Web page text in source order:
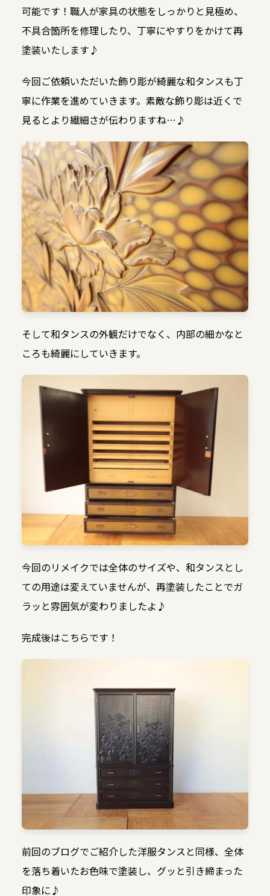
可能です！職人が家具の状態をしっかりと見極め、
不具合箇所を修理したり、丁寧にやすりをかけて再
塗装いたします♪
今回ご依頼いただいた飾り彫が綺麗な和タンスも丁
寧に作業を進めていきます。素敵な飾り彫は近くで
見るとより繊細さが伝わりますね…♪
そして和タンスの外観だけでなく、内部の細かなと
ころも綺麗にしていきます。
今回のリメイクでは全体のサイズや、和タンスとし
ての用途は変えていませんが、再塗装したことでガ
ラッと雰囲気が変わりましたよ♪
完成後はこちらです！
前回のブログでご紹介した洋服タンスと同様、全体
を落ち着いたお色味で塗装し、グッと引き締まった
印象に♪